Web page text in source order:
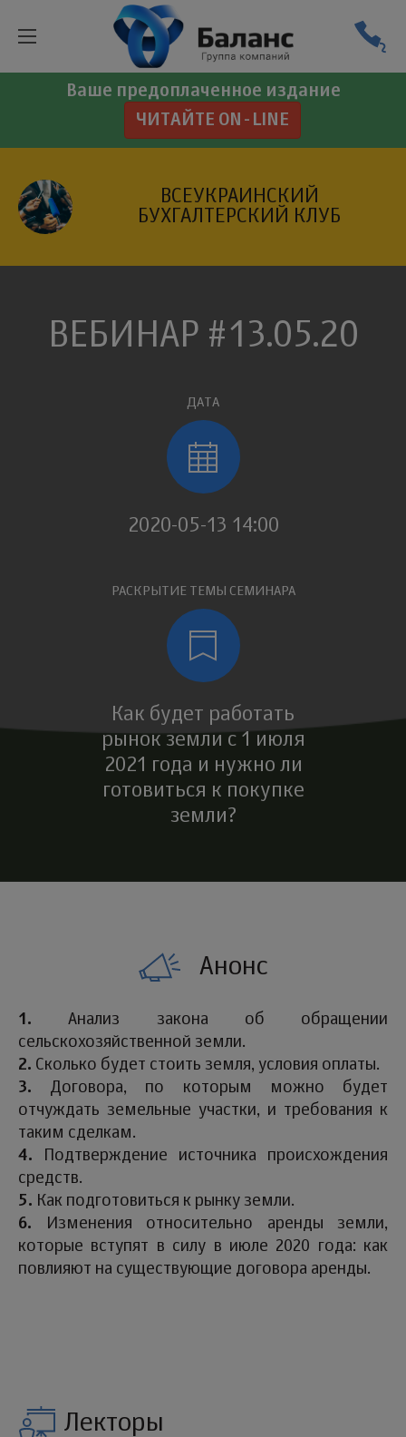
Ваше предоплаченное издание
ЧИТАЙТЕ ON-LINE
ВСЕУКРАИНСКИЙ
БУХГАЛТЕРСКИЙ КЛУБ
ВЕБИНАР #13.05.20
ДАТА
2020-05-13 14:00
РАСКРЫТИЕ ТЕМЫ СЕМИНАРА
Как будет работать
рынок земли с 1 июля
2021 года и нужно ли
готовиться к покупке
земли?
Анонс
1. Анализ закона об обращении
сельскохозяйственной земли.
2. Сколько будет стоить земля, условия оплаты.
3. Договора, по которым можно будет
отчуждать земельные участки, и требования к
таким сделкам.
4. Подтверждение источника происхождения
средств.
5. Как подготовиться к рынку земли.
6. Изменения относительно аренды земли,
которые вступят в силу в июле 2020 года: как
повлияют на существующие договора аренды.
Лекторы